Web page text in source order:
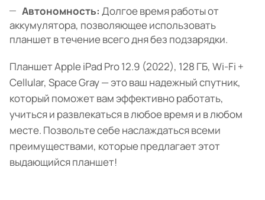
Автономность: Долгое время работы от
аккумулятора, позволяющее использовать
планшет в течение всего дня без подзарядки.
Планшет Apple iPad Pro 12.9 (2022), 128 ГБ, Wi-Fi +
Cellular, Space Gray — это ваш надежный спутник,
который поможет вам эффективно работать,
учиться и развлекаться в любое время и в любом
месте. Позвольте себе наслаждаться всеми
преимуществами, которые предлагает этот
выдающийся планшет!